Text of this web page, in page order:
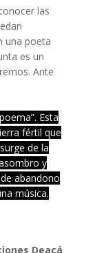
las
una poeta
es un
Ante
Esta
fértil que
de la
y
abandono
música.
Deacá